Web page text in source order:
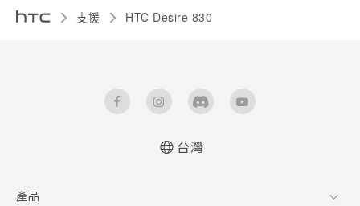
支援 HTC Desire 830‎
台灣
產品